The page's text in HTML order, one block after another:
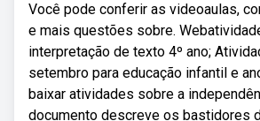
Você pode conferir as videoaulas,
e mais questões sobre.
interpretação de texto 4º ano;
setembro para educação infantil e
baixar atividades sobre a
documento descreve os bastidores